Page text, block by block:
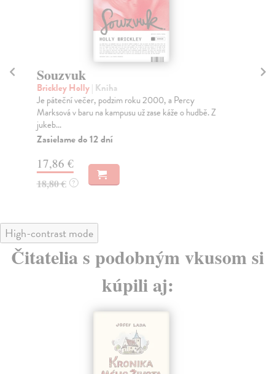
Souzvuk
Brickley Holly| Kniha
Je páteční večer, podzim roku 2000, a Percy
Marksová v baru na kampusu už zase káže o hudbě. Z
jukeb...
Zasielame do 12 dní
17,86 €
18,80 € ?
High-contrast mode
Čitatelia s podobným vkusom si
kúpili aj: